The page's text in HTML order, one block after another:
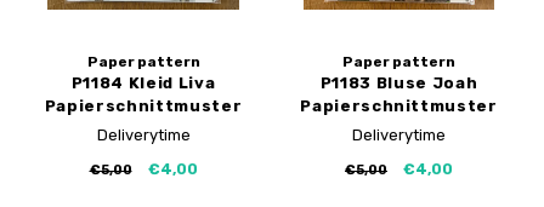
Paper pattern
P1184 Kleid Liva
Papierschnittmuster
Deliverytime
€5,00 €4,00
Paper pattern
P1183 Bluse Joah
Papierschnittmuster
Deliverytime
€5,00 €4,00